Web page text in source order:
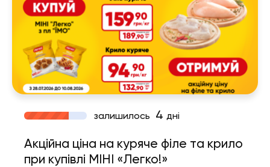
залишилось 4 дні
Акційна ціна на куряче філе та крило
при купівлі МІНІ «Легко!»